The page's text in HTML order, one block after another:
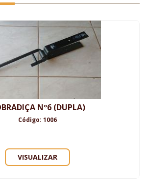
Nº6 (DUPLA)
Código: 1006
VISUALIZAR